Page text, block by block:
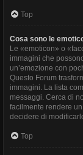
Top
Cosa sono le
Le «emoticon» o
immagini che
un’emozione con
Questo Forum
immagini. La lista
messaggi. Cerca di
facilmente rendere
decidere di
Top